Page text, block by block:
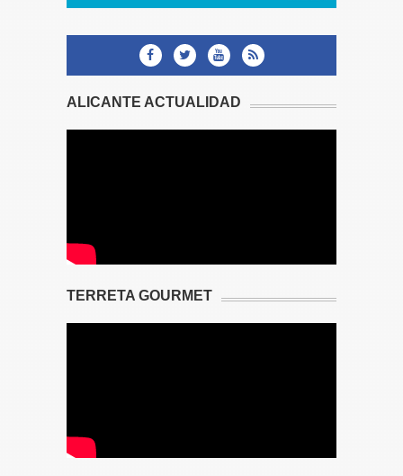
ALICANTE ACTUALIDAD
TERRETA GOURMET